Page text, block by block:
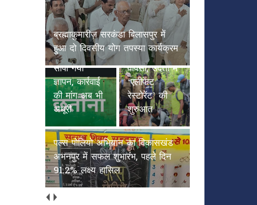
छतौना --सड़क सुरक्षा जैसे गंभीर मुद्दे
पर कलेक्टर रायपुर एवं NHAI को
सौंपा गया ज्ञापन, कार्रवाई की मांग अब
भी अधूरी
हाथियों के
कदमों से
हरियाली की
वापसी, उदंती में
‘एलीफेंट
रेस्टोरेंट’ की
शुरुआत
पल्स पोलियो
अभियान का
विकासखंड
अभनपुर में
सफल शुभारंभ,
पहले दिन
91.2% लक्ष्य
हासिल
अच्छाईयों की अपनी ओरिजिनल स्टेट
में वापस आएँ (भाग 2)